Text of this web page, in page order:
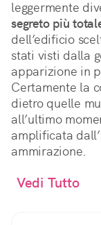
leggermente
segreto più
dell’edificio
stati visti dalla
apparizione in
Certamente la
dietro quelle
all’ultimo
amplificata
ammirazione.
Vedi Tutto